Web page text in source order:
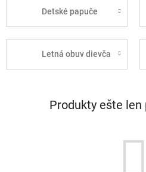
Detské papuče
Letná obuv dievča
Produkty ešte